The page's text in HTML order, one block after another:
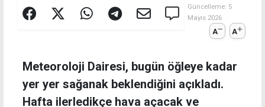
Güncelleme: 5
Mayıs 2026
A A
Meteoroloji Dairesi, bugün öğleye kadar
yer yer sağanak beklendiğini açıkladı.
Hafta ilerledikçe hava açacak ve